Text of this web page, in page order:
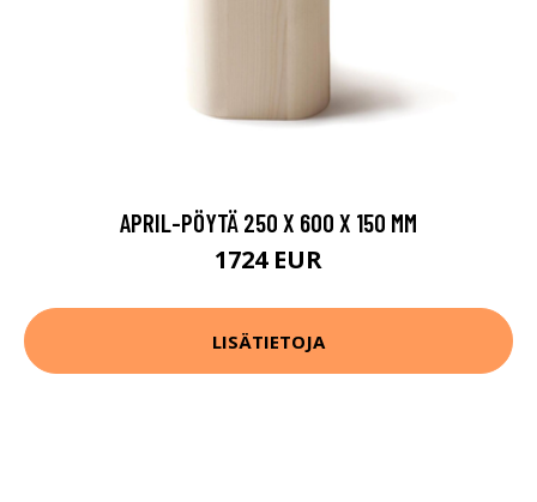
APRIL-PÖYTÄ 250 X 600 X 150 MM
1724 EUR
LISÄTIETOJA